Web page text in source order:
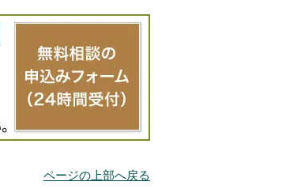
ページの上部へ戻る